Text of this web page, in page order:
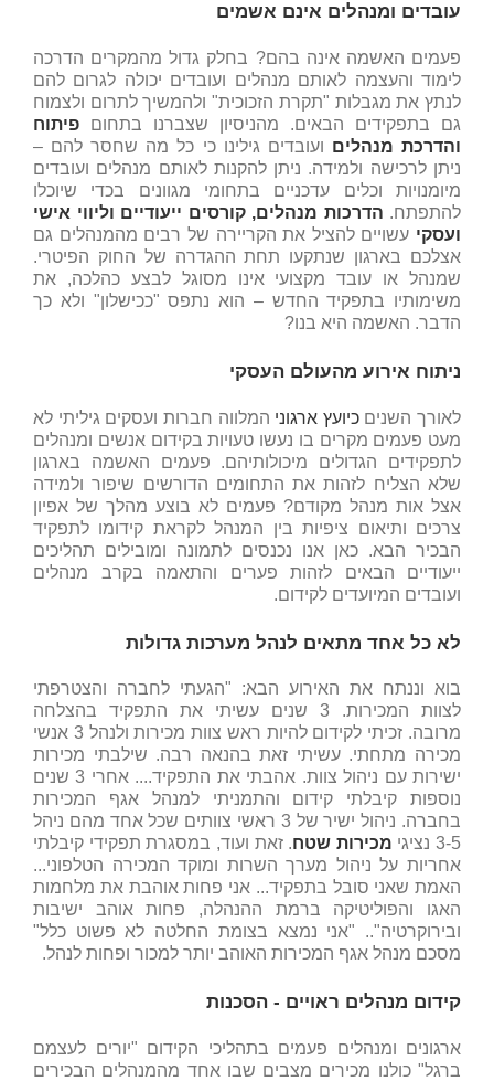
עובדים ומנהלים אינם אשמים
פעמים האשמה אינה בהם? בחלק גדול מהמקרים הדרכה
לימוד והעצמה לאותם מנהלים ועובדים יכולה לגרום להם
לנתץ את מגבלות "תקרת הזכוכית" ולהמשיך לתרום ולצמוח
גם בתפקידים הבאים. מהניסיון שצברנו בתחום פיתוח
והדרכת מנהלים ועובדים גילינו כי כל מה שחסר להם –
ניתן לרכישה ולמידה. ניתן להקנות לאותם מנהלים ועובדים
מיומנויות וכלים עדכניים בתחומי מגוונים בכדי שיוכלו
להתפתח. הדרכות מנהלים, קורסים ייעודיים וליווי אישי
ועסקי עשויים להציל את הקריירה של רבים מהמנהלים גם
אצלכם בארגון שנתקעו תחת ההגדרה של החוק הפיטרי.
שמנהל או עובד מקצועי אינו מסוגל לבצע כהלכה, את
משימותיו בתפקיד החדש – הוא נתפס "ככישלון" ולא כך
הדבר. האשמה היא בנו?
ניתוח אירוע מהעולם העסקי
לאורך השניםכיועץ ארגוני המלווה חברות ועסקים גיליתי לא
מעט פעמים מקרים בו נעשו טעויות בקידום אנשים ומנהלים
לתפקידים הגדולים מיכולותיהם. פעמים האשמה בארגון
שלא הצליח לזהות את התחומים הדורשים שיפור ולמידה
אצל אות מנהל מקודם? פעמים לא בוצע מהלך של אפיון
צרכים ותיאום ציפיות בין המנהל לקראת קידומו לתפקיד
הבכיר הבא. כאן אנו נכנסים לתמונה ומובילים תהליכים
ייעודיים הבאים לזהות פערים והתאמה בקרב מנהלים
ועובדים המיועדים לקידום.
לא כל אחד מתאים לנהל מערכות גדולות
בוא וננתח את האירוע הבא: "הגעתי לחברה והצטרפתי
לצוות המכירות. 3 שנים עשיתי את התפקיד בהצלחה
מרובה. זכיתי לקידום להיות ראש צוות מכירות ולנהל 3 אנשי
מכירה מתחתי. עשיתי זאת בהנאה רבה. שילבתי מכירות
ישירות עם ניהול צוות. אהבתי את התפקיד.... אחרי 3 שנים
נוספות קיבלתי קידום והתמניתי למנהל אגף המכירות
בחברה. ניהול ישיר של 3 ראשי צוותים שכל אחד מהם ניהל
3-5 נציגי
מכירות שטח. זאת ועוד, במסגרת תפקידי קיבלתי
אחריות על ניהול מערך השרות ומוקד המכירה הטלפוני...
האמת שאני סובל בתפקיד... אני פחות אוהבת את מלחמות
האגו והפוליטיקה ברמת ההנהלה, פחות אוהב ישיבות
ובירוקרטיה".. "אני נמצא בצומת החלטה לא פשוט כלל"
מסכם מנהל אגף המכירות האוהב יותר למכור ופחות לנהל.
קידום מנהלים ראויים - הסכנות
ארגונים ומנהלים פעמים בתהליכי הקידום "יורים לעצמם
ברגל" כולנו מכירים מצבים שבו אחד מהמנהלים הבכירים